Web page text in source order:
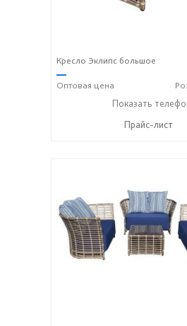
Кресло Эклипс большое
—
Оптовая цена
+7 (917) 600-15-
Показать
Прайс-лист